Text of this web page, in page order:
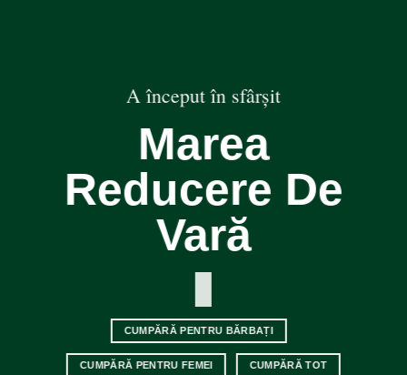
A început în sfârșit
Marea
Reducere De
Vară
CUMPĂRĂ PENTRU BĂRBAȚI
CUMPĂRĂ PENTRU FEMEI CUMPĂRĂ TOT